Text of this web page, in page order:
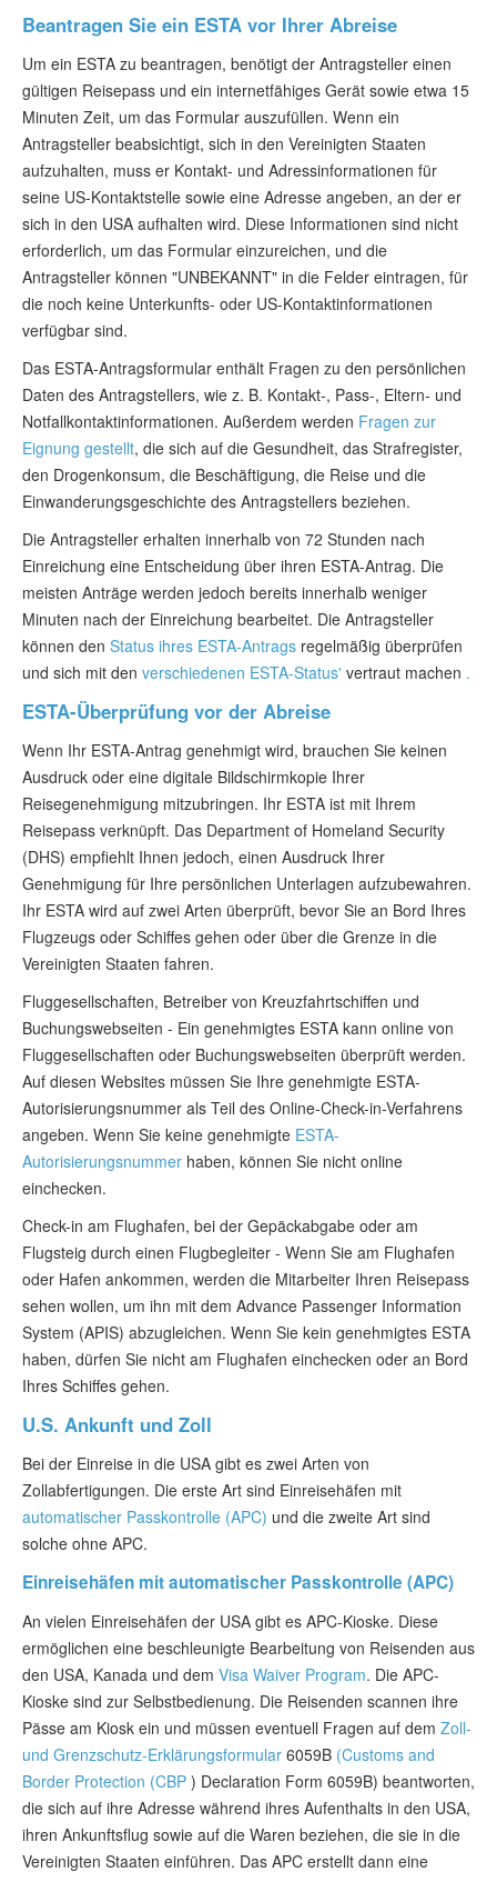
Beantragen Sie ein ESTA vor Ihrer Abreise
Um ein ESTA zu beantragen, benötigt der Antragsteller einen
gültigen Reisepass und ein internetfähiges Gerät sowie etwa 15
Minuten Zeit, um das Formular auszufüllen. Wenn ein
Antragsteller beabsichtigt, sich in den Vereinigten Staaten
aufzuhalten, muss er Kontakt- und Adressinformationen für
seine US-Kontaktstelle sowie eine Adresse angeben, an der er
sich in den USA aufhalten wird. Diese Informationen sind nicht
erforderlich, um das Formular einzureichen, und die
Antragsteller können "UNBEKANNT" in die Felder eintragen, für
die noch keine Unterkunfts- oder US-Kontaktinformationen
verfügbar sind.
Das ESTA-Antragsformular enthält Fragen zu den persönlichen
Daten des Antragstellers, wie z. B. Kontakt-, Pass-, Eltern- und
Notfallkontaktinformationen. Außerdem werden Fragen zur
Eignung gestellt, die sich auf die Gesundheit, das Strafregister,
den Drogenkonsum, die Beschäftigung, die Reise und die
Einwanderungsgeschichte des Antragstellers beziehen.
Die Antragsteller erhalten innerhalb von 72 Stunden nach
Einreichung eine Entscheidung über ihren ESTA-Antrag. Die
meisten Anträge werden jedoch bereits innerhalb weniger
Minuten nach der Einreichung bearbeitet. Die Antragsteller
können den Status ihres ESTA-Antrags regelmäßig überprüfen
und sich mit den verschiedenen ESTA-Status' vertraut machen .
ESTA-Überprüfung vor der Abreise
Wenn Ihr ESTA-Antrag genehmigt wird, brauchen Sie keinen
Ausdruck oder eine digitale Bildschirmkopie Ihrer
Reisegenehmigung mitzubringen. Ihr ESTA ist mit Ihrem
Reisepass verknüpft. Das Department of Homeland Security
(DHS) empfiehlt Ihnen jedoch, einen Ausdruck Ihrer
Genehmigung für Ihre persönlichen Unterlagen aufzubewahren.
Ihr ESTA wird auf zwei Arten überprüft, bevor Sie an Bord Ihres
Flugzeugs oder Schiffes gehen oder über die Grenze in die
Vereinigten Staaten fahren.
Fluggesellschaften, Betreiber von Kreuzfahrtschiffen und
Buchungswebseiten - Ein genehmigtes ESTA kann online von
Fluggesellschaften oder Buchungswebseiten überprüft werden.
Auf diesen Websites müssen Sie Ihre genehmigte ESTA-
Autorisierungsnummer als Teil des Online-Check-in-Verfahrens
angeben. Wenn Sie keine genehmigte ESTA-
Autorisierungsnummer haben, können Sie nicht online
einchecken.
Check-in am Flughafen, bei der Gepäckabgabe oder am
Flugsteig durch einen Flugbegleiter - Wenn Sie am Flughafen
oder Hafen ankommen, werden die Mitarbeiter Ihren Reisepass
sehen wollen, um ihn mit dem Advance Passenger Information
System (APIS) abzugleichen. Wenn Sie kein genehmigtes ESTA
haben, dürfen Sie nicht am Flughafen einchecken oder an Bord
Ihres Schiffes gehen.
U.S. Ankunft und Zoll
Bei der Einreise in die USA gibt es zwei Arten von
Zollabfertigungen. Die erste Art sind Einreisehäfen mit
automatischer Passkontrolle (APC) und die zweite Art sind
solche ohne APC.
Einreisehäfen mit automatischer Passkontrolle (APC)
An vielen Einreisehäfen der USA gibt es APC-Kioske. Diese
ermöglichen eine beschleunigte Bearbeitung von Reisenden aus
den USA, Kanada und dem Visa Waiver Program. Die APC-
Kioske sind zur Selbstbedienung. Die Reisenden scannen ihre
Pässe am Kiosk ein und müssen eventuell Fragen auf dem Zoll-
und Grenzschutz-Erklärungsformular 6059B (Customs and
Border Protection (CBP ) Declaration Form 6059B) beantworten,
die sich auf ihre Adresse während ihres Aufenthalts in den USA,
ihren Ankunftsflug sowie auf die Waren beziehen, die sie in die
Vereinigten Staaten einführen. Das APC erstellt dann eine